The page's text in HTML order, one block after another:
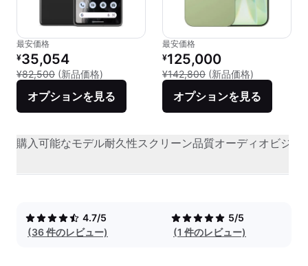
最安価格
リファービッシュ品の価格：
¥35,054
¥82,500 (新品価格) 新品との比較：¥82,500
オプションを見る
最安価格
リファービッシュ品の価格：
¥125,000
¥142,800 (新品価格)
オプションを見る
購入可能なモデル耐久性スクリーン品質オーディオビジュ
4.7/5
(36 件のレビュー)
5/5
(1 件のレビュー)